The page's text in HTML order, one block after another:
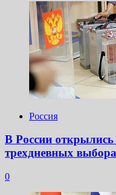
гребца
лишили
медали
из-
за
мобильного
телефона
Россия
В России
трехдневных
0